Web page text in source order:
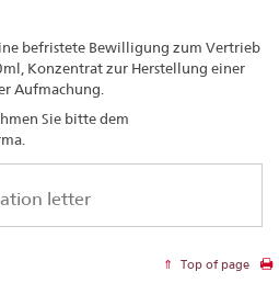
befristete Bewilligung zum Vertrieb
Konzentrat zur Herstellung einer
Aufmachung.
Sie bitte dem
letter
Top of page